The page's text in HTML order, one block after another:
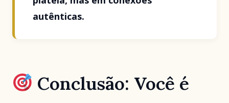
autênticas.
Conclusão: Você é